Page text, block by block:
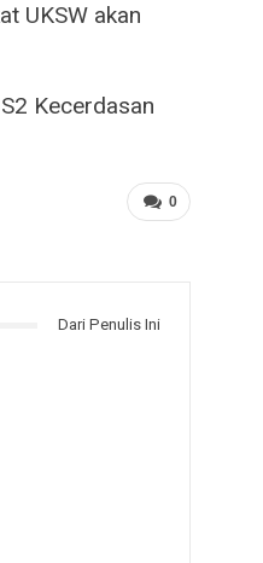
UKSW akan
Kecerdasan
0
Dari Penulis Ini